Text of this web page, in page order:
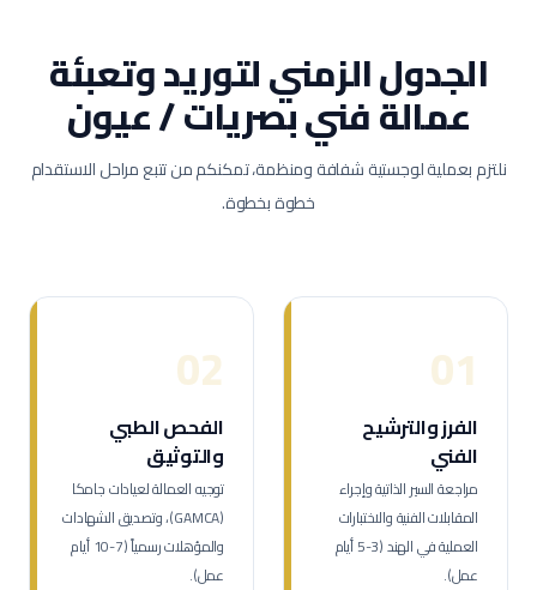
الجدول الزمني لتوريد وتعبئة
عمالةفني بصريات / عيون
نلتزم بعملية لوجستية شفافة ومنظمة، تمكنكم من تتبع مراحل الاستقدام
خطوة بخطوة.
01
الفرز والترشيح
الفني
مراجعة السير الذاتية وإجراء
المقابلات الفنية والاختبارات
العملية في الهند (3-5 أيام
عمل).
02
الفحص الطبي
والتوثيق
توجيه العمالة لعيادات جامكا
(GAMCA)، وتصديق الشهادات
والمؤهلات رسمياً (7-10 أيام
عمل).